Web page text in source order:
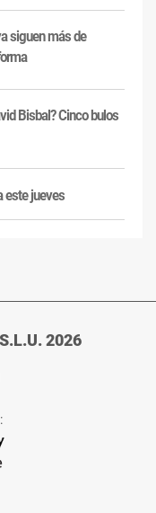
siguen más de
Bisbal? Cinco bulos
este jueves
2026
de